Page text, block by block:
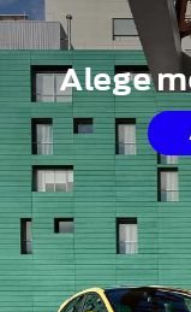
Alege